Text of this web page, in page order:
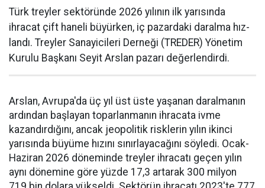
Türk treyler sektöründe 2026 yılının ilk yarısın­da
ihracat çift haneli bü­yürken, iç pazardaki daralma hız­
landı. Treyler Sanayicileri Der­neği (TREDER) Yönetim
Kurulu Başkanı Seyit Arslan pazarı değerlendirdi.
Arslan, Avrupa'da üç yıl üst üste yaşanan daralma­nın
ardından başlayan toparlan­manın ihracata ivme
kazandır­dığını, ancak jeopolitik riskle­rin yılın ikinci
yarısında büyüme hızını sınırlayacağını söyledi. Ocak-
Haziran 2026 döneminde treyler ihracatı geçen yılın
aynı dönemine göre yüzde 17,3 artarak 300 milyon